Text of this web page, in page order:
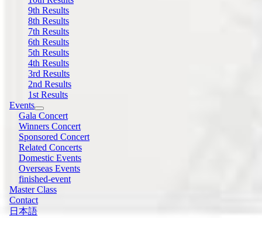
9th Results
8th Results
7th Results
6th Results
5th Results
4th Results
3rd Results
2nd Results
1st Results
Events
Gala Concert
Winners Concert
Sponsored Concert
Related Concerts
Domestic Events
Overseas Events
finished-event
Master Class
Contact
日本語